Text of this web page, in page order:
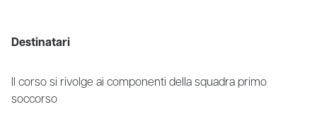
Destinatari
Il corso si rivolge ai componenti della squadra primo
soccorso